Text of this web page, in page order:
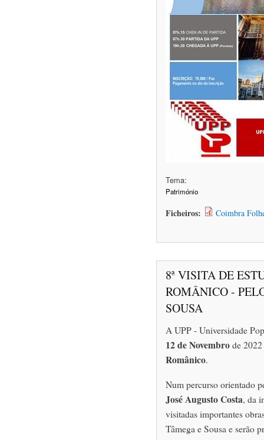
Tema:
Património
Ficheiros: Coimbra
8ª VISITA DE
ROMÂNICO -
SOUSA
A UPP - Universidade
12 de Novembrode
Românico.
Num percurso orientado
José Augusto Costa, da
visitadas importantes
Tâmega e Sousa e serão